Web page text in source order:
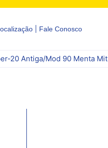
Fale Conosco
20 Antiga/Mod 90 Menta Mit